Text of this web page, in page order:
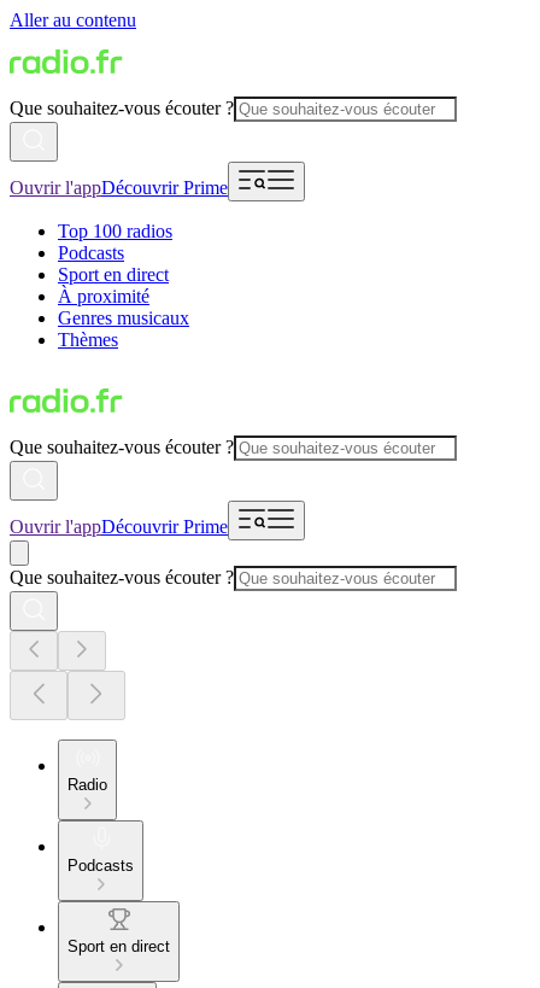
Aller au contenu
Que souhaitez-vous écouter ?
Ouvrir l'appDécouvrir Prime
Top 100 radios
Podcasts
Sport en direct
À proximité
Genres musicaux
Thèmes
Que souhaitez-vous écouter ?
Ouvrir l'appDécouvrir Prime
Que souhaitez-vous écouter ?
Radio
Podcasts
Sport en direct